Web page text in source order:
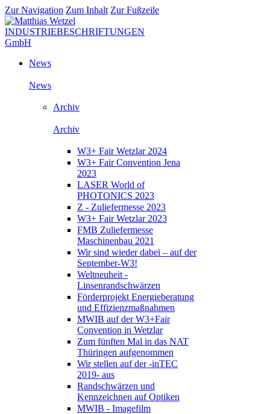
Zur Navigation Zum Inhalt Zur Fußzeile
News
News
Archiv
Archiv
W3+ Fair Wetzlar 2024
W3+ Fair Convention Jena
2023
LASER World of
PHOTONICS 2023
Z - Zuliefermesse 2023
W3+ Fair Wetzlar 2023
FMB Zuliefermesse
Maschinenbau 2021
Wir sind wieder dabei – auf der
September-W3!
Weltneuheit -
Linsenrandschwärzen
Förderprojekt Energieberatung
und Effizienzmaßnahmen
MWIB auf der W3+Fair
Convention in Wetzlar
Zum fünften Mal in das NAT
Thüringen aufgenommen
Wir stellen auf der -inTEC
2019- aus
Randschwärzen und
Kennzeichnen auf Optiken
MWIB - Imagefilm